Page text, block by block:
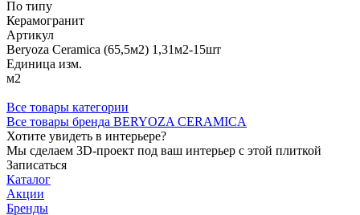
По типу
Керамогранит
Артикул
Beryoza Ceramica (65,5м2) 1,31м2-15шт
Единица изм.
м2
Все товары категории
Все товары бренда BERYOZA CERAMICA
Хотите увидеть в интерьере?
Мы сделаем 3D-проект под ваш интерьер с этой плиткой
Записаться
Каталог
Акции
Бренды